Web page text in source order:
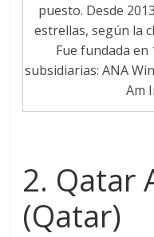
puesto. Desde
estrellas, según la
Fue fundada en
subsidiarias: ANA
Am
2. Qatar
(Qatar)